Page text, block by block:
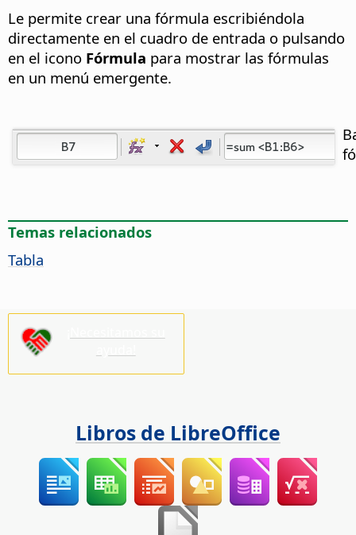
Le permite crear una fórmula escribiéndola
directamente en el cuadro de entrada o pulsando
en el icono Fórmula para mostrar las fórmulas
en un menú emergente.
Temas relacionados
Tabla
Libros de LibreOffice